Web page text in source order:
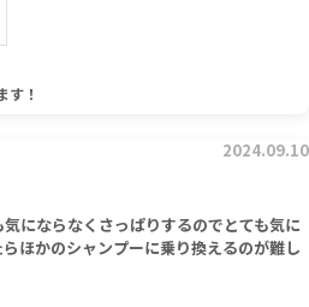
す！
2024.09.10
にならなくさっぱりするのでとても気に
ほかのシャンプーに乗り換えるのが難し